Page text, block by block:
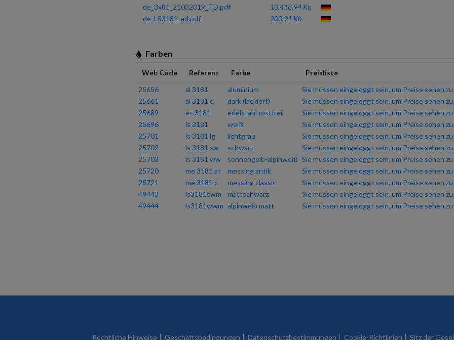
de_3x81_21082019_TD.pdf
10.418,94 Kb
de_LS3181_ad.pdf
200,91 Kb
Farben
Web Code Referenz Farbe Preisliste
25656
al 3181 aluminium Sie müssen eingeloggt sein, um Preise sehen
25661
al 3181 d dark (lackiert) Sie müssen eingeloggt sein, um Preise sehen
25689
es 3181 edelstahl rostfrei, Sie müssen eingeloggt sein, um Preise sehen
25696
ls 3181 weiß Sie müssen eingeloggt sein, um Preise sehen
25701
ls 3181 lg lichtgrau Sie müssen eingeloggt sein, um Preise sehen
25702
ls 3181 sw schwarz Sie müssen eingeloggt sein, um Preise sehen
25703
ls 3181 ww sonnengelb-alpinweiß Sie müssen eingeloggt sein, um Preise sehen
25720
me 3181 at messing antik Sie müssen eingeloggt sein, um Preise sehen
25721
me 3181 c messing classic Sie müssen eingeloggt sein, um Preise sehen
49443
ls3181swm mattschwarz Sie müssen eingeloggt sein, um Preise sehen
49444
ls3181wwm alpinweib matt Sie müssen eingeloggt sein, um Preise sehen
Rechtliche Hinweise Geschäftsbedingungen Datenschutzbestimmungen Cookie-Richtlinien Sitz der